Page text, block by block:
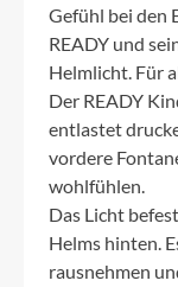
Gefühl bei den
READY und
Helmlicht. Für
Der READY
entlastet
vordere
wohlfühlen.
Das Licht
Helms hinten.
rausnehmen